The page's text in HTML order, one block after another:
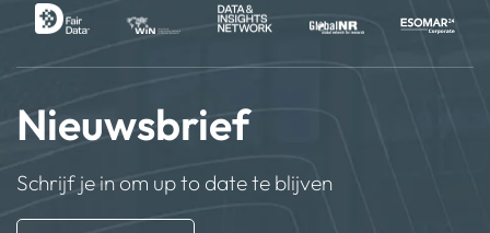
Nieuwsbrief
Schrijf je in om up to date te blijven